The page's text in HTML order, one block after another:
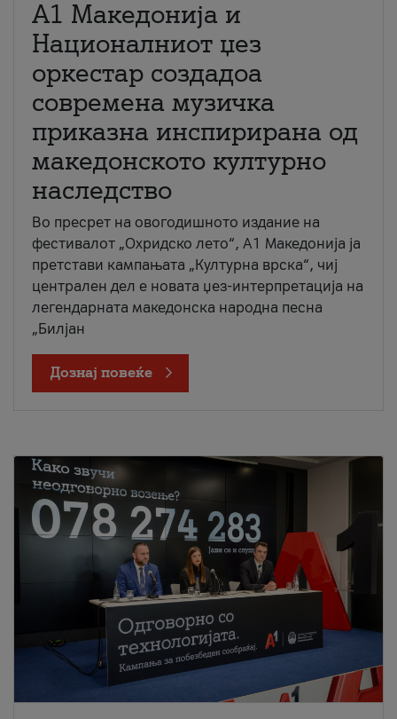
А1 Македонија и
Националниот џез
оркестар создадоа
современа музичка
приказна инспирирана од
македонското културно
наследство
Во пресрет на овогодишното издание на
фестивалот „Охридско лето“, А1 Македонија ја
претстави кампањата „Културна врска“, чиј
централен дел е новата џез-интерпретација на
легендарната македонска народна песна
„Билјан
Дознај повеќе